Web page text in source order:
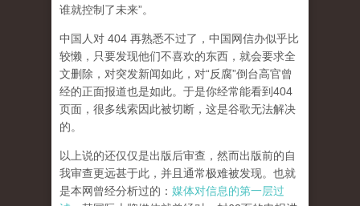
谁就控制了未来”。
中国人对 404 再熟悉不过了，中国网信办似乎比
较懒，只要发现他们不喜欢的东西，就会要求全
文删除，对突发新闻如此，对“反腐”倒台高官曾
经的正面报道也是如此。于是你经常能看到404
页面， 很多线索因此被切断，这是谷歌无法解决
的。
以上说的还仅仅是出版后审查，然而出版前的自
我审查更远甚于此，并且通常极难被发现。 也就
是本网曾经分析过的： 媒体对信息的第一层过